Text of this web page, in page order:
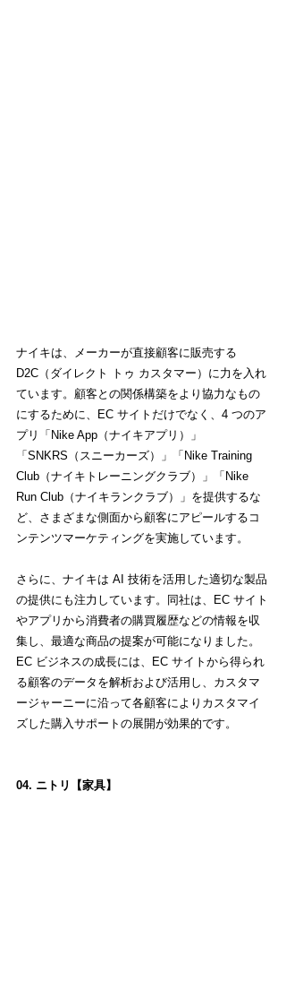
ナイキは、メーカーが直接顧客に販売する
D2C（ダイレクト トゥ カスタマー）に力を入れ
ています。顧客との関係構築をより協力なもの
にするために、EC サイトだけでなく、4 つのア
プリ「Nike App（ナイキアプリ）」
「SNKRS（スニーカーズ）」「Nike Training
Club（ナイキトレーニングクラブ）」「Nike
Run Club（ナイキランクラブ）」を提供するな
ど、さまざまな側面から顧客にアピールするコ
ンテンツマーケティングを実施しています。
さらに、ナイキは AI 技術を活用した適切な製品
の提供にも注力しています。同社は、EC サイト
やアプリから消費者の購買履歴などの情報を収
集し、最適な商品の提案が可能になりました。
EC ビジネスの成長には、EC サイトから得られ
る顧客のデータを解析および活用し、カスタマ
ージャーニーに沿って各顧客によりカスタマイ
ズした購入サポートの展開が効果的です。
04. ニトリ【家具】